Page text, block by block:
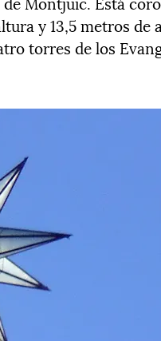
y 13,5 metros de
torres de los